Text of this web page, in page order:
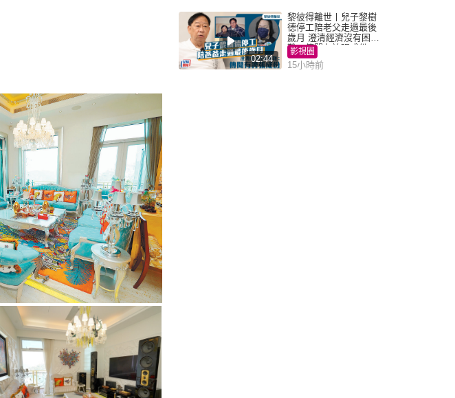
02:44
黎彼得離世丨兒子黎樹
德停工陪老父走過最後
歲月 澄清經濟沒有困
難：傳聞有誇張成份
影視圈
15小時前